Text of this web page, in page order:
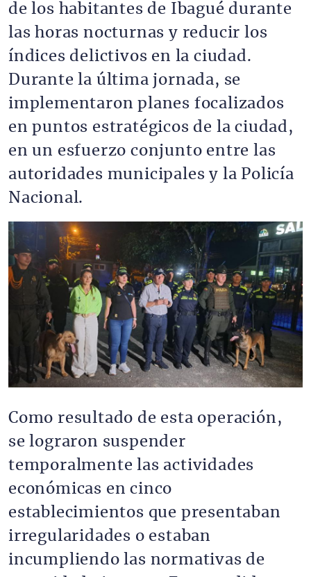
de los habitantes de Ibagué durante
las horas nocturnas y reducir los
índices delictivos en la ciudad.
Durante la última jornada, se
implementaron planes focalizados
en puntos estratégicos de la ciudad,
en un esfuerzo conjunto entre las
autoridades municipales y la Policía
Nacional.
Imagen
Como resultado de esta operación,
se lograron suspender
temporalmente las actividades
económicas en cinco
establecimientos que presentaban
irregularidades o estaban
incumpliendo las normativas de